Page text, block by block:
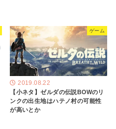
ゲーム
2019.08.22
【小ネタ】ゼルダの伝説BOWのリ
ンクの出生地はハテノ村の可能性
が高いとか